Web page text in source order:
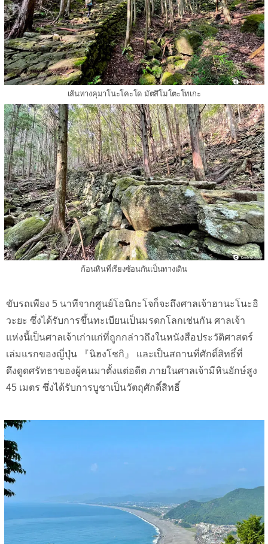
เส้นทางคุมาโนะโคะโด มัตสึโมโตะโทเกะ
ก้อนหินที่เรียงซ้อนกันเป็นทางเดิน
ขับรถเพียง 5 นาทีจากศูนย์โอนิกะโจก็จะถึงศาลเจ้าฮานะโนะอิ
วะยะ ซึ่งได้รับการขึ้นทะเบียนเป็นมรดกโลกเช่นกัน ศาลเจ้า
แห่งนี้เป็นศาลเจ้าเก่าแก่ที่ถูกกล่าวถึงในหนังสือประวัติศาสตร์
เล่มแรกของญี่ปุ่น 『นิฮงโชกิ』 และเป็นสถานที่ศักดิ์สิทธิ์ที่
ดึงดูดศรัทธาของผู้คนมาตั้งแต่อดีต ภายในศาลเจ้ามีหินยักษ์สูง
45 เมตร ซึ่งได้รับการบูชาเป็นวัตถุศักดิ์สิทธิ์